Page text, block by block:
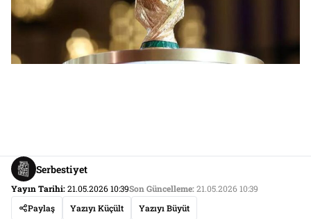
Serbestiyet
Yayın Tarihi:21.05.2026 10:39Son Güncelleme:21.05.2026 10:39
Paylaş
Yazıyı Küçült Yazıyı Büyüt